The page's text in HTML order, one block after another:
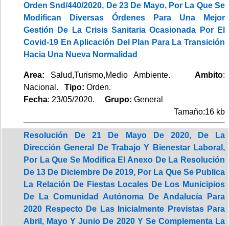
Orden Snd/440/2020, De 23 De Mayo, Por La Que Se
Modifican Diversas Órdenes Para Una Mejor
Gestión De La Crisis Sanitaria Ocasionada Por El
Covid-19 En Aplicación Del Plan Para La Transición
Hacia Una Nueva Normalidad
Area: Salud,Turismo,Medio Ambiente. Ambito:
Nacional. Tipo: Orden.
Fecha: 23/05/2020. Grupo: General
Tamaño:16 kb
Resolución De 21 De Mayo De 2020, De La
Dirección General De Trabajo Y Bienestar Laboral,
Por La Que Se Modifica El Anexo De La Resolución
De 13 De Diciembre De 2019, Por La Que Se Publica
La Relación De Fiestas Locales De Los Municipios
De La Comunidad Autónoma De Andalucía Para
2020 Respecto De Las Inicialmente Previstas Para
Abril, Mayo Y Junio De 2020 Y Se Complementa La